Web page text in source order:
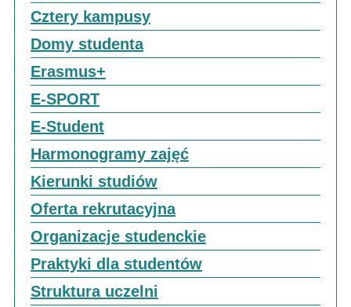
Cztery kampusy
Domy studenta
Erasmus+
E-SPORT
E-Student
Harmonogramy zajęć
Kierunki studiów
Oferta rekrutacyjna
Organizacje studenckie
Praktyki dla studentów
Struktura uczelni